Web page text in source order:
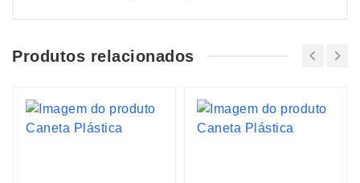
Produtos relacionados